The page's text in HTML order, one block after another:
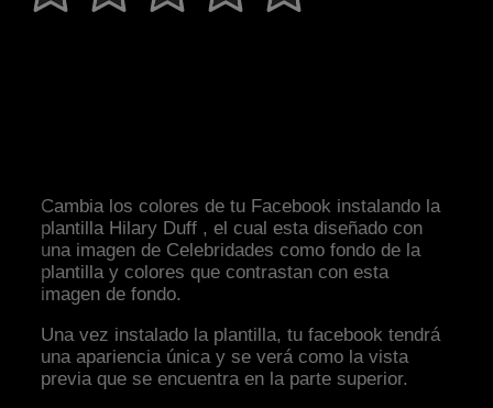
Cambia los colores de tu Facebook instalando la
plantilla Hilary Duff , el cual esta diseñado con
una imagen de Celebridades como fondo de la
plantilla y colores que contrastan con esta
imagen de fondo.
Una vez instalado la plantilla, tu facebook tendrá
una apariencia única y se verá como la vista
previa que se encuentra en la parte superior.